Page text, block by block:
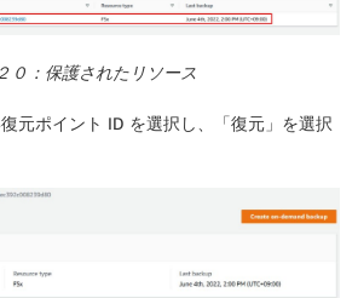
０：保護されたリソース
元ポイント ID を選択し、「復元 」を選択